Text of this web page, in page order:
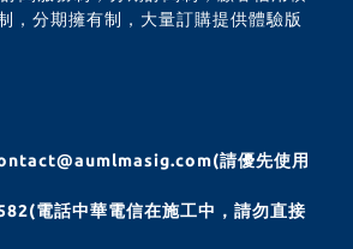
，分期擁有制，大量訂購提供體驗版
請優先使用
電話中華電信在施工中，請勿直接